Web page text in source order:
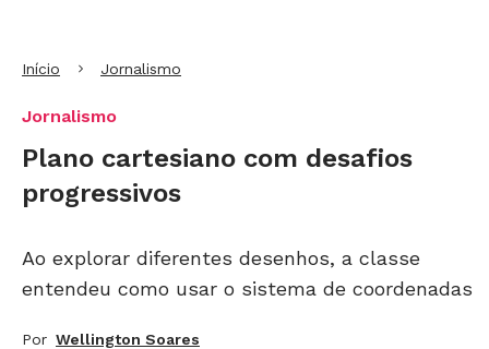
Início Jornalismo
Jornalismo
Plano cartesiano com desafios
progressivos
Ao explorar diferentes desenhos, a classe
entendeu como usar o sistema de coordenadas
Por Wellington Soares